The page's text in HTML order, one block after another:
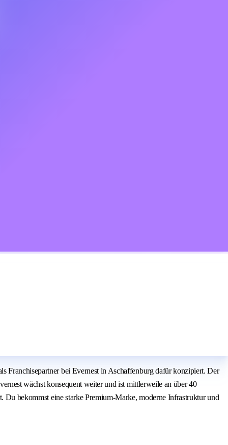
Franchisepartner bei Evernest in Aschaffenburg dafür konzipiert. Der
wächst konsequent weiter und ist mittlerweile an über 40
Du bekommst eine starke Premium-Marke, moderne Infrastruktur und